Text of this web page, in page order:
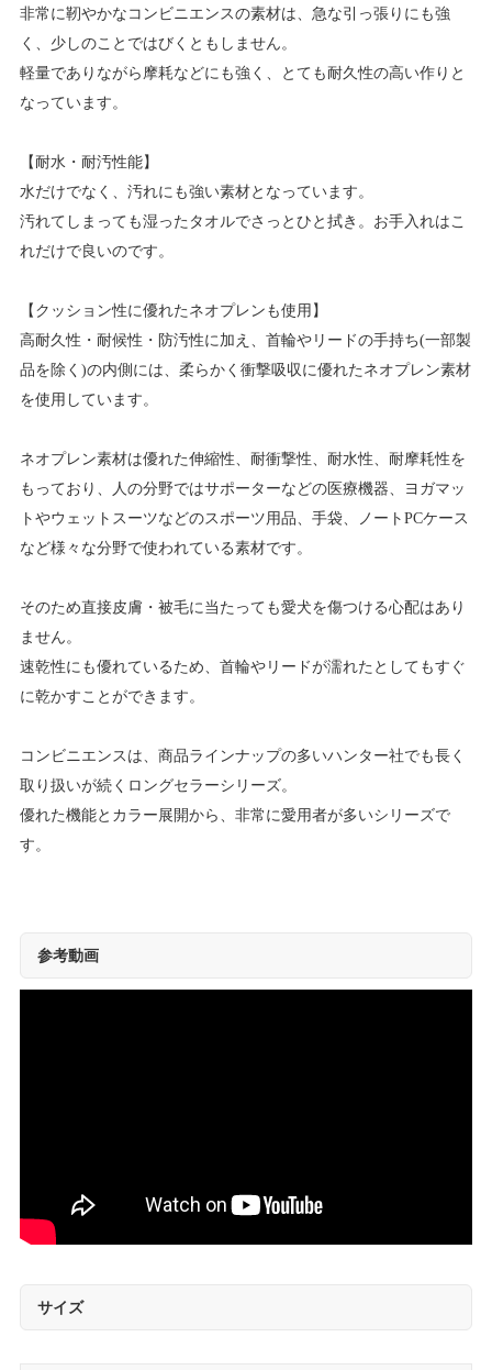
非常に靭やかなコンビニエンスの素材は、急な引っ張りにも強
く、少しのことではびくともしません。
軽量でありながら摩耗などにも強く、とても耐久性の高い作りと
なっています。
【耐水・耐汚性能】
水だけでなく、汚れにも強い素材となっています。
汚れてしまっても湿ったタオルでさっとひと拭き。お手入れはこ
れだけで良いのです。
【クッション性に優れたネオプレンも使用】
高耐久性・耐候性・防汚性に加え、首輪やリードの手持ち(一部製
品を除く)の内側には、柔らかく衝撃吸収に優れたネオプレン素材
を使用しています。
ネオプレン素材は優れた伸縮性、耐衝撃性、耐水性、耐摩耗性を
もっており、人の分野ではサポーターなどの医療機器、ヨガマッ
トやウェットスーツなどのスポーツ用品、手袋、ノートPCケース
など様々な分野で使われている素材です。
そのため直接皮膚・被毛に当たっても愛犬を傷つける心配はあり
ません。
速乾性にも優れているため、首輪やリードが濡れたとしてもすぐ
に乾かすことができます。
コンビニエンスは、商品ラインナップの多いハンター社でも長く
取り扱いが続くロングセラーシリーズ。
優れた機能とカラー展開から、非常に愛用者が多いシリーズで
す。
参考動画
サイズ